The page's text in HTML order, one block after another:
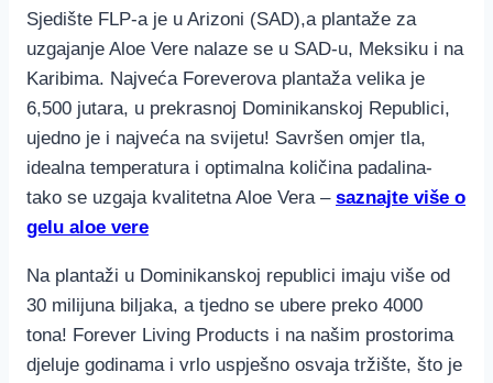
Sjedište FLP-a je u Arizoni (SAD),a plantaže za
uzgajanje Aloe Vere nalaze se u SAD-u, Meksiku i na
Karibima. Najveća Foreverova plantaža velika je
6,500 jutara, u prekrasnoj Dominikanskoj Republici,
ujedno je i najveća na svijetu! Savršen omjer tla,
idealna temperatura i optimalna količina padalina-
tako se uzgaja kvalitetna Aloe Vera – saznajte više o
gelu aloe vere
Na plantaži u Dominikanskoj republici imaju više od
30 milijuna biljaka, a tjedno se ubere preko 4000
tona! Forever Living Products i na našim prostorima
djeluje godinama i vrlo uspješno osvaja tržište, što je